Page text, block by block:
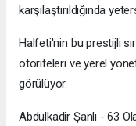
karşılaştırıldığında
Halfeti'nin bu prestijli
otoriteleri ve yerel
görülüyor.
Abdulkadir Şanlı - 63